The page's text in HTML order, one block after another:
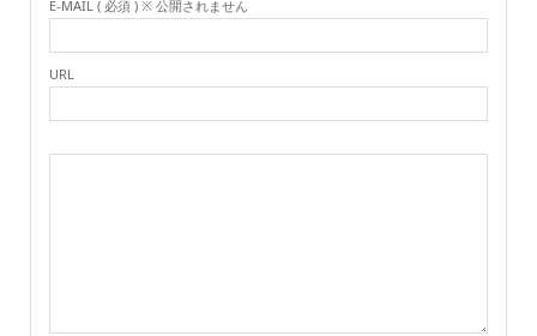
E-MAIL ( 必須 ) ※ 公開されません
URL